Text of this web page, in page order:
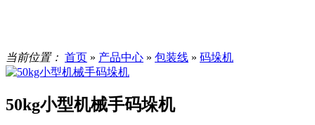
当前位置： 首页 » 产品中心 » 包装线 » 码垛机
50kg小型机械手码垛机